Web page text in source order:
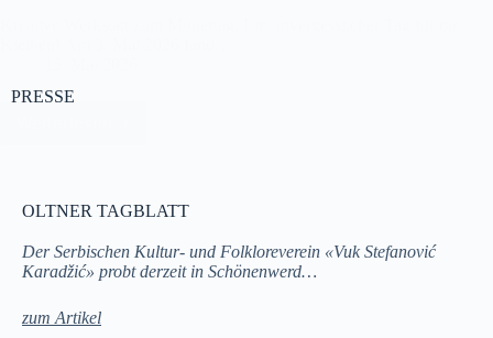
PRESSE
OLTNER TAGBLATT
Der Serbischen Kultur- und Folkloreverein «Vuk Stefanović
Karadžić» probt derzeit in Schönenwerd…
zum Artikel